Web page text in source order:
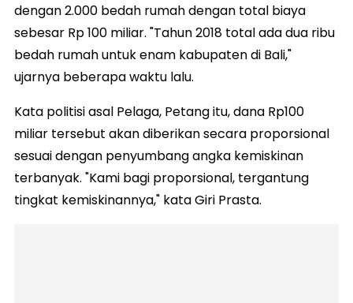
dengan 2.000 bedah rumah dengan total biaya
sebesar Rp 100 miliar. "Tahun 2018 total ada dua ribu
bedah rumah untuk enam kabupaten di Bali,"
ujarnya beberapa waktu lalu.
Kata politisi asal Pelaga, Petang itu, dana Rp100
miliar tersebut akan diberikan secara proporsional
sesuai dengan penyumbang angka kemiskinan
terbanyak. "Kami bagi proporsional, tergantung
tingkat kemiskinannya," kata Giri Prasta.